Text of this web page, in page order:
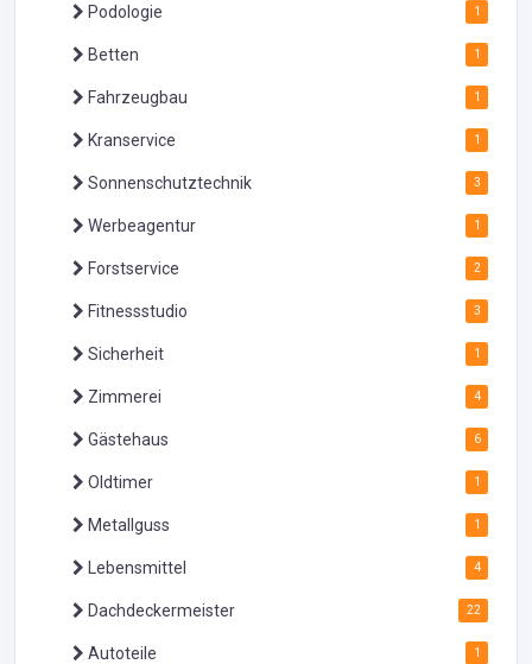
Podologie 1
Betten 1
Fahrzeugbau 1
Kranservice 1
Sonnenschutztechnik 3
Werbeagentur 1
Forstservice 2
Fitnessstudio 3
Sicherheit 1
Zimmerei 4
Gästehaus 6
Oldtimer 1
Metallguss 1
Lebensmittel 4
Dachdeckermeister 22
Autoteile 1